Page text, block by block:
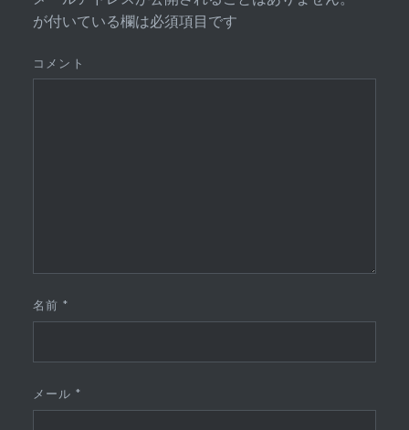
が付いている欄は必須項目です
コメント
名前 *
メール*